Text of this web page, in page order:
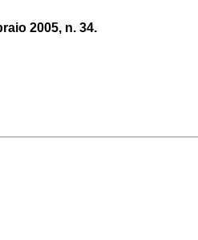
2005, n. 34.